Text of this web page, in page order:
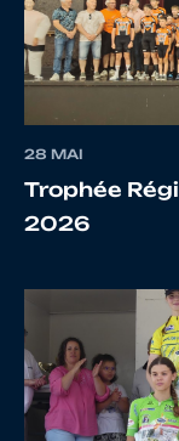
28 MAI
Trophée
2026